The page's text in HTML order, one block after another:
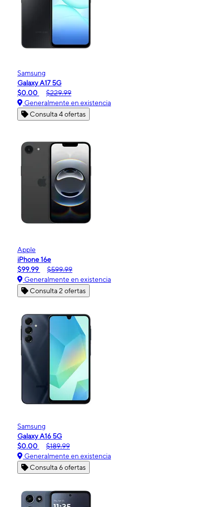
Samsung
Galaxy A17 5G
$0.00
$229.99
Generalmente en existencia
Consulta 4 ofertas
Apple
iPhone 16e
$99.99
$599.99
Generalmente en existencia
Consulta 2 ofertas
Samsung
Galaxy A16 5G
$0.00
$189.99
Generalmente en existencia
Consulta 6 ofertas